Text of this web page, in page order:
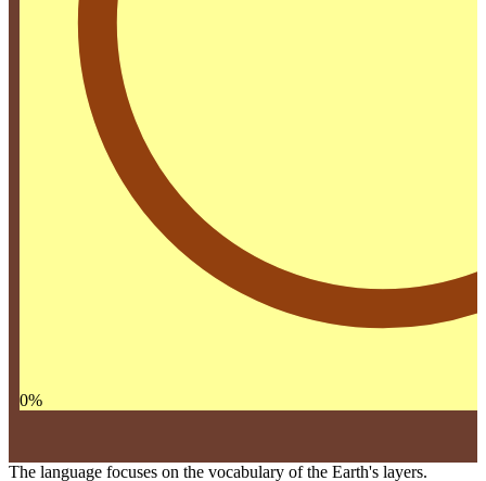
0%
The language focuses on the vocabulary of the Earth's layers.